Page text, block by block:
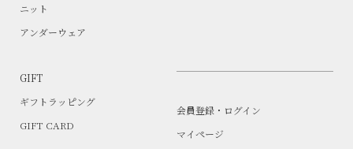
ニット
アンダーウェア
GIFT
ギフトラッピング
GIFT CARD
会員登録・ログイン
マイページ